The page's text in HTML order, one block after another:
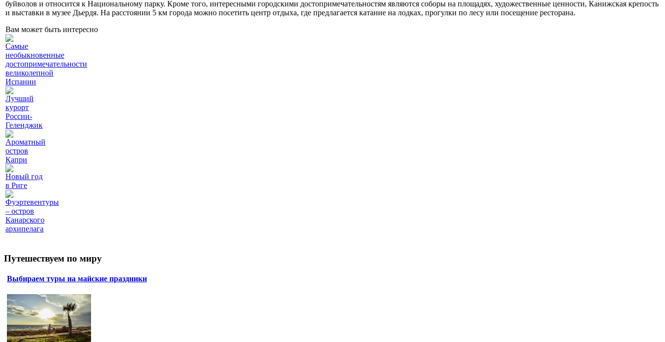
буйволов и относится к Национальному парку. Кроме того, интересными городскими достопримечательностям являются соборы на площадях, художественные ценности, Канижская крепость
и выставки в музее Дьердя. На расстоянии 5 км города можно посетить центр отдыха, где предлагается катание на лодках, прогулки по лесу или посещение ресторана.
Вам может быть интересно
Самые
необыкновенные
достопримечательности
великолепной
Испании
Лучший
курорт
России-
Геленджик
Ароматный
остров
Капри
Новый год
в Риге
Фуэртевентуры
– остров
Канарского
архипелага
Путешествуем по миру
Выбираем туры на майские праздники